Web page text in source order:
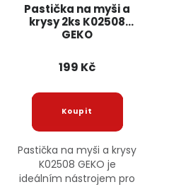
Pastička na myši a
krysy 2ks K02508
GEKO
199 Kč
Pastička na myši a krysy
K02508 GEKO je
ideálním nástrojem pro